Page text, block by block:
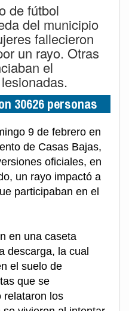
de fútbol
del municipio
fallecieron
un rayo. Otras
el
30626 personas
9 de febrero en
de Casas Bajas,
oficiales, en
un rayo impactó a
participaban en el
en una caseta
descarga, la cual
el suelo de
que se
relataron los